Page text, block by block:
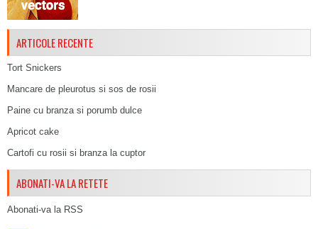
ARTICOLE RECENTE
Tort Snickers
Mancare de pleurotus si sos de rosii
Paine cu branza si porumb dulce
Apricot cake
Cartofi cu rosii si branza la cuptor
ABONATI-VA LA RETETE
Abonati-va la RSS